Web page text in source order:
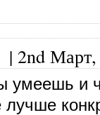
| 2nd
умеешь и